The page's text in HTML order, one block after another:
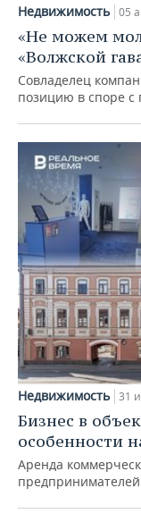
Недвижимость 05
«Не можем
«Волжской
Совладелец
позицию в споре с
Недвижимость 31
Бизнес в
особенности
Аренда
предпринимателей